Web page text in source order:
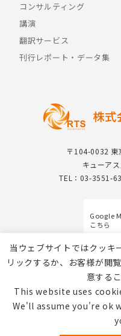
〒104-0032 東
キューア
TEL：03-3551-
Google
こちら
コンサルティング
講演
翻訳サービス
刊行レポート・データ集
当ウェブサイトではクッキ
リックするか、お客様が閲
意する
This website uses
We'll assume you're